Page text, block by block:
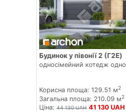
Будинок у півонії 2 (Г2E)
односімейний котедж
Корисна площа: 129.51 м2
Загальна площа: 210.09 м2
Ціна: 44 130 UAH 41 130 UAH